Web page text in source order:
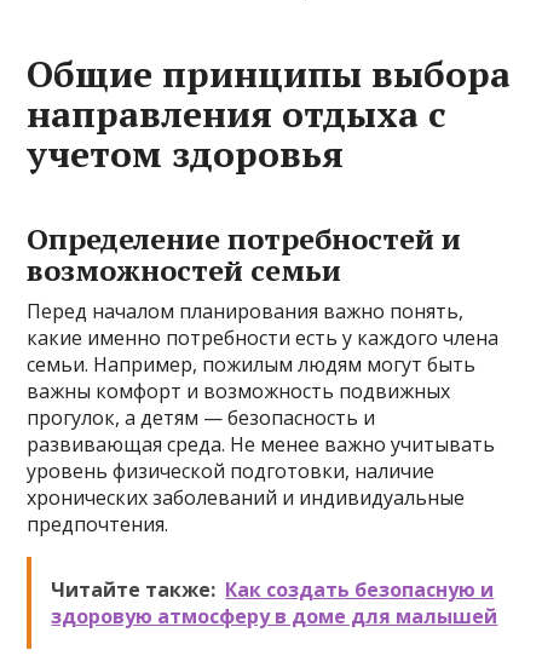
Общие принципы выбора
направления отдыха с
учетом здоровья
Определение потребностей и
возможностей семьи
Перед началом планирования важно понять,
какие именно потребности есть у каждого члена
семьи. Например, пожилым людям могут быть
важны комфорт и возможность подвижных
прогулок, а детям — безопасность и
развивающая среда. Не менее важно учитывать
уровень физической подготовки, наличие
хронических заболеваний и индивидуальные
предпочтения.
Читайте также: Как создать безопасную и
здоровую атмосферу в доме для малышей